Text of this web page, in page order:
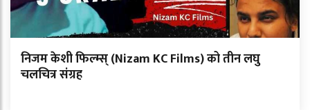
निजम केशी फिल्म्स् (Nizam KC Films) को तीन लघु
चलचित्र संग्रह